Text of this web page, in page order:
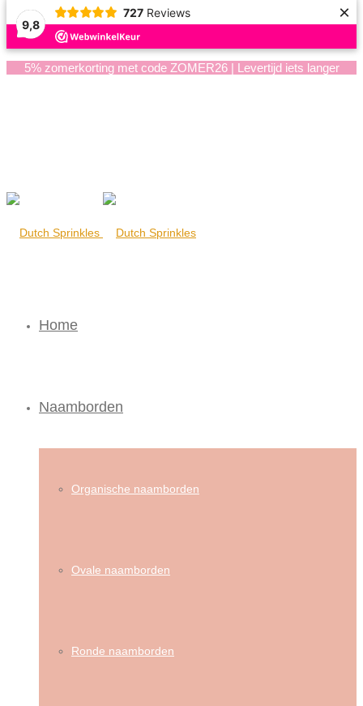
9,8
727 Reviews ×
5% zomerkorting met code ZOMER26 | Levertijd iets langer
Home
Naamborden
Organische naamborden
Ovale naamborden
Ronde naamborden